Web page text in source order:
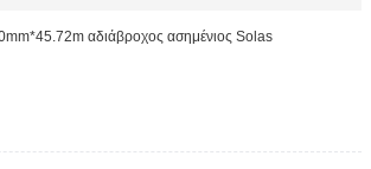
αδιάβροχος ασημένιος Solas